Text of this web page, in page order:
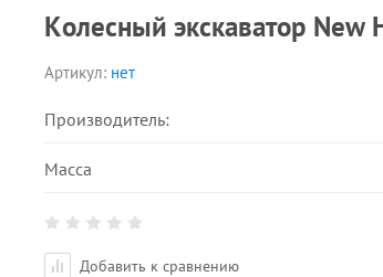
Колесный экскаватор New
Артикул: нет
Производитель:
Масса
Добавить к сравнению